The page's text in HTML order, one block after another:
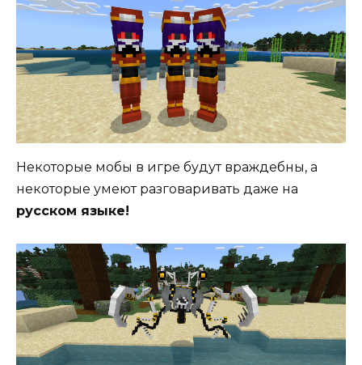
Некоторые мобы в игре будут враждебны, а
некоторые умеют разговаривать даже на
русском языке!